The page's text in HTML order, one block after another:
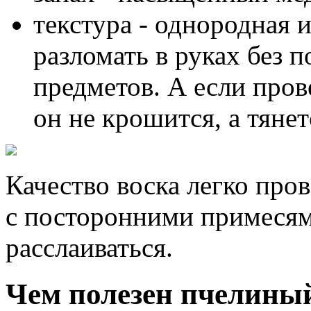
текстура - однородная
разломать в руках
предметов. А если
он не крошится, а
Качество воска легко
с посторонними
расслаиваться.
Чем полезен